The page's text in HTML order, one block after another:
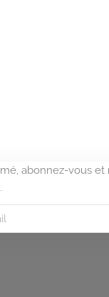
abonnez-vous